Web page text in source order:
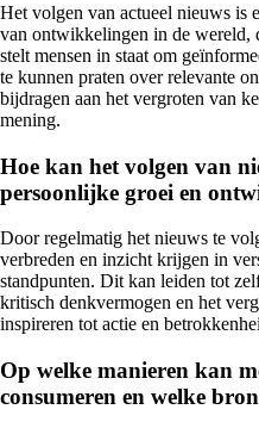
Het volgen van actueel nieuws is
van ontwikkelingen in de wereld,
stelt mensen in staat om
te kunnen praten over relevante
bijdragen aan het vergroten van
mening.
Hoe kan het volgen van
persoonlijke groei en
Door regelmatig het nieuws te
verbreden en inzicht krijgen in
standpunten. Dit kan leiden tot
kritisch denkvermogen en het
inspireren tot actie en
Op welke manieren kan
consumeren en welke